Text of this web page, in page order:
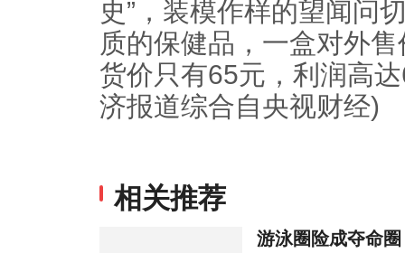
史”，装模作样的望闻问
质的保健品，一盒对外
货价只有65元，利润高
济报道综合自央视财经)
相关推荐
游泳圈险成夺命